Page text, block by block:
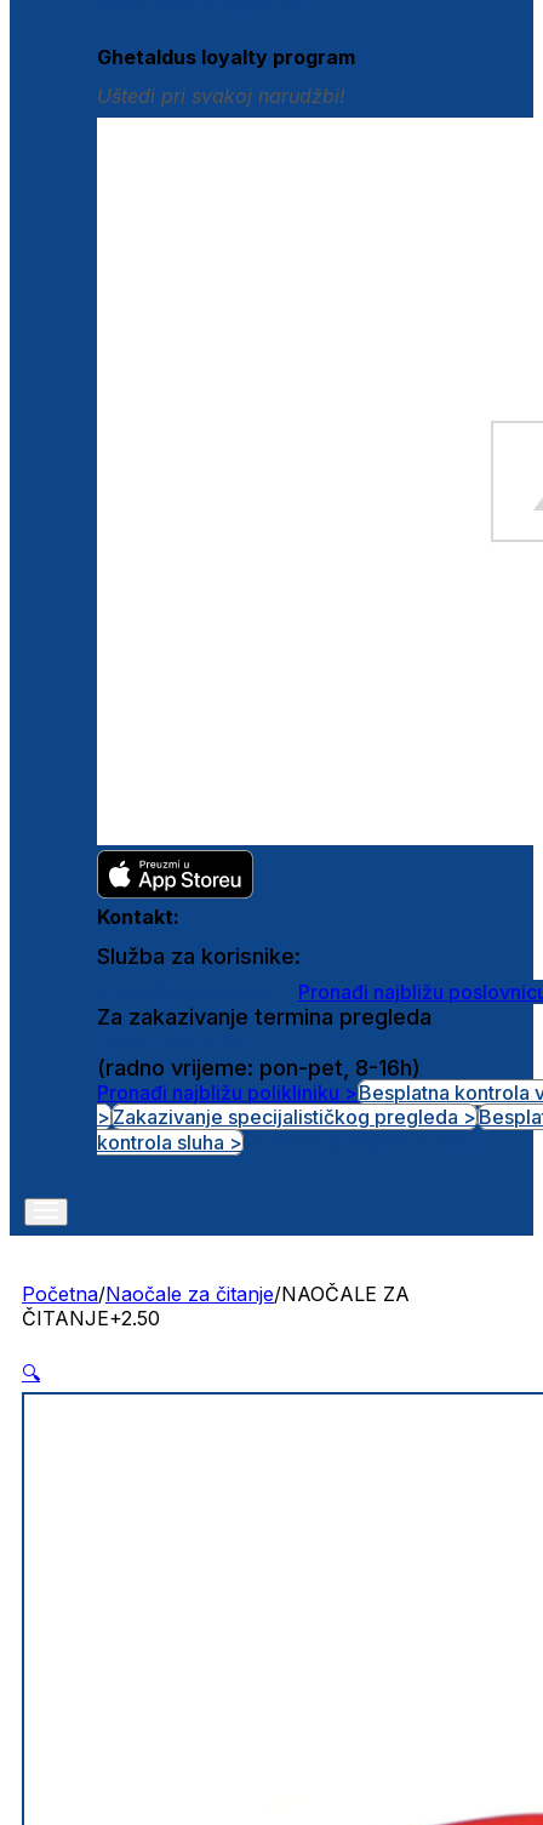
Ghetaldus loyalty program
Uštedi pri svakoj narudžbi!
Kontakt:
Služba za korisnike:
Pronađi najbližu
Za zakazivanje termina pregleda
(radno vrijeme: pon-pet, 8-16h)
Pronađi najbližu polikliniku >Besplatna kontrola
>Zakazivanje specijalističkog pregleda >
kontrola sluha >
Početna/Naočale za čitanje/NAOČALE ZA
ČITANJE+2.50
🔍